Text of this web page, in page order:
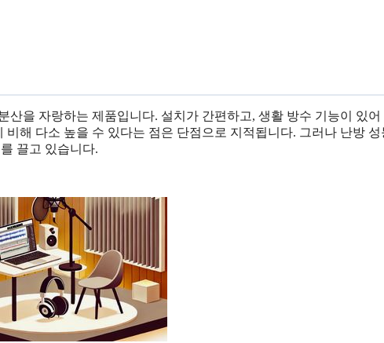
산을 자랑하는 제품입니다. 설치가 간편하고, 생활 방수 기능이 있어
해 다소 높을 수 있다는 점은 단점으로 지적됩니다. 그러나 난방 성
끌고 있습니다.